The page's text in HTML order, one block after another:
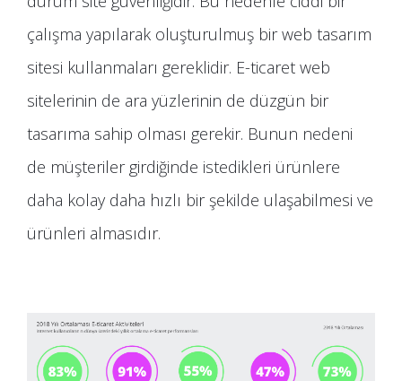
çalışma yapılarak oluşturulmuş bir web tasarım
sitesi kullanmaları gereklidir. E-ticaret web
sitelerinin de ara yüzlerinin de düzgün bir
tasarıma sahip olması gerekir. Bunun nedeni
de müşteriler girdiğinde istedikleri ürünlere
daha kolay daha hızlı bir şekilde ulaşabilmesi ve
ürünleri almasıdır.